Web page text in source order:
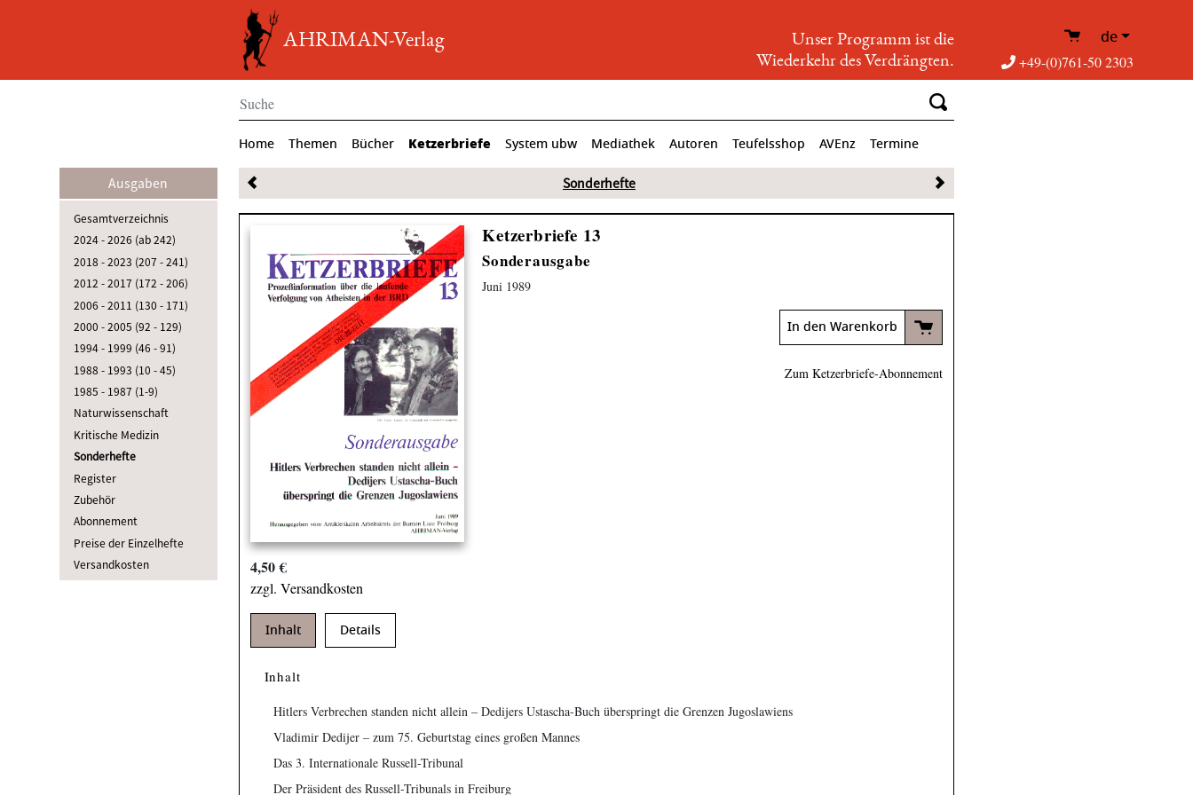
AHRIMAN-Verlag
Unser Programm ist die
Wiederkehr des Verdrängten.
de
+49-(0)761-50 2303
Home Themen Bücher Ketzerbriefe System ubw Mediathek Autoren Teufelsshop AVEnz Termine
Ausgaben
Gesamtverzeichnis
2024 - 2026 (ab 242)
2018 - 2023 (207 - 241)
2012 - 2017 (172 - 206)
2006 - 2011 (130 - 171)
2000 - 2005 (92 - 129)
1994 - 1999 (46 - 91)
1988 - 1993 (10 - 45)
1985 - 1987 (1-9)
Naturwissenschaft
Kritische Medizin
Sonderhefte
Register
Zubehör
Abonnement
Preise der Einzelhefte
Versandkosten
Sonderhefte
4,50 €
zzgl. Versandkosten
Ketzerbriefe 13
Sonderausgabe
Juni 1989
In den Warenkorb
Zum Ketzerbriefe-Abonnement
Inhalt Details
Inhalt
Hitlers Verbrechen standen nicht allein – Dedijers Ustascha-Buch überspringt die Grenzen Jugoslawiens
Vladimir Dedijer – zum 75. Geburtstag eines großen Mannes
Das 3. Internationale Russell-Tribunal
Der Präsident des Russell-Tribunals in Freiburg